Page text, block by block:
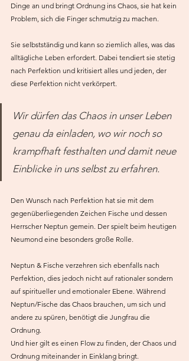
Dinge an und bringt Ordnung ins Chaos, sie hat kein
Problem, sich die Finger schmutzig zu machen.
Sie selbstständig und kann so ziemlich alles, was das
alltägliche Leben erfordert. Dabei tendiert sie stetig
nach Perfektion und kritisiert alles und jeden, der
diese Perfektion nicht verkörpert.
Wir dürfen das Chaos in unser Leben
genau da einladen, wo wir noch so
krampfhaft festhalten und damit neue
Einblicke in uns selbst zu erfahren.
Den Wunsch nach Perfektion hat sie mit dem
gegenüberliegenden Zeichen Fische und dessen
Herrscher Neptun gemein. Der spielt beim heutigen
Neumond eine besonders große Rolle.
Neptun & Fische verzehren sich ebenfalls nach
Perfektion, dies jedoch nicht auf rationaler sondern
auf spiritueller und emotionaler Ebene. Während
Neptun/Fische das Chaos brauchen, um sich und
andere zu spüren, benötigt die Jungfrau die
Ordnung.
Und hier gilt es einen Flow zu finden, der Chaos und
Ordnung miteinander in Einklang bringt.